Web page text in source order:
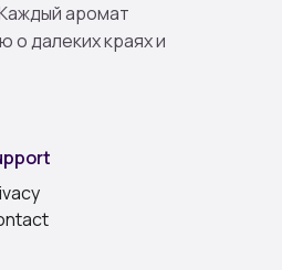
аромат
о далеких краях и